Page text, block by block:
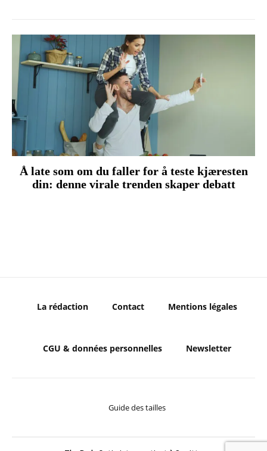
Å late som om du faller for å teste kjæresten
din: denne virale trenden skaper debatt
La rédaction Contact Mentions légales
CGU & données personnelles Newsletter
Guide des tailles